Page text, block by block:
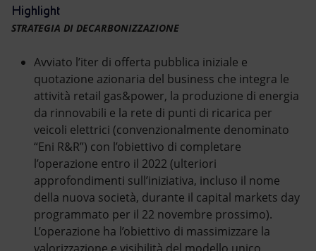
Highlight
STRATEGIA DI DECARBONIZZAZIONE
Avviato l’iter di offerta pubblica iniziale e
quotazione azionaria del business che integra le
attività retail gas&power, la produzione di energia
da rinnovabili e la rete di punti di ricarica per
veicoli elettrici (convenzionalmente denominato
“Eni R&R”) con l’obiettivo di completare
l’operazione entro il 2022 (ulteriori
approfondimenti sull’iniziativa, incluso il nome
della nuova società, durante il capital markets day
programmato per il 22 novembre prossimo).
L’operazione ha l’obiettivo di massimizzare la